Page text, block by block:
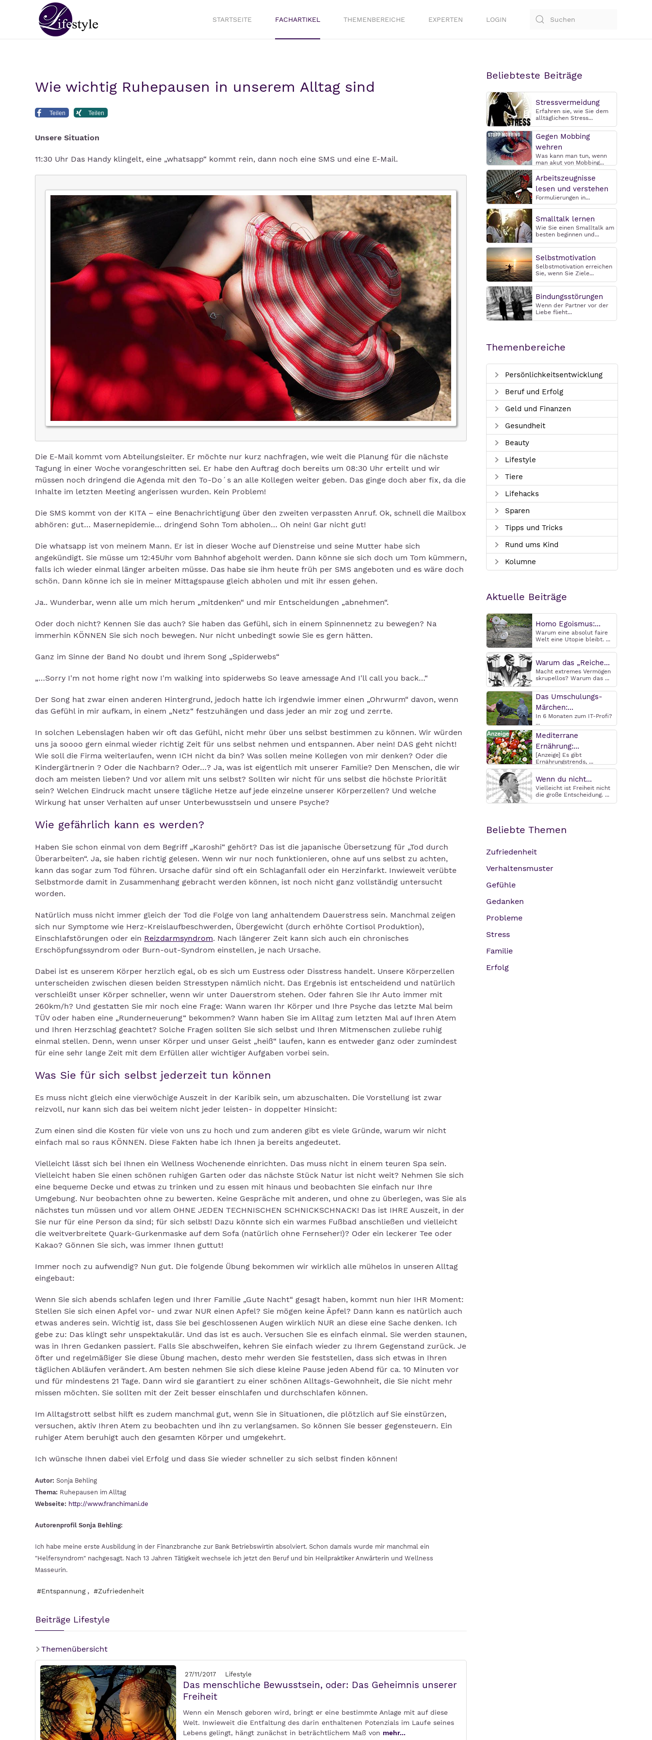
STARTSEITE FACHARTIKEL THEMENBEREICHE EXPERTEN LOGIN
Wie wichtig Ruhepausen in unserem Alltag sind
Teilen Teilen
Unsere Situation
11:30 Uhr Das Handy klingelt, eine „whatsapp“ kommt rein, dann noch eine SMS und eine E-Mail.
Die E-Mail kommt vom Abteilungsleiter. Er möchte nur kurz nachfragen, wie weit die Planung für die nächste
Tagung in einer Woche vorangeschritten sei. Er habe den Auftrag doch bereits um 08:30 Uhr erteilt und wir
müssen noch dringend die Agenda mit den To-Do´s an alle Kollegen weiter geben. Das ginge doch aber fix, da die
Inhalte im letzten Meeting angerissen wurden. Kein Problem!
Die SMS kommt von der KITA – eine Benachrichtigung über den zweiten verpassten Anruf. Ok, schnell die Mailbox
abhören: gut… Masernepidemie… dringend Sohn Tom abholen… Oh nein! Gar nicht gut!
Die whatsapp ist von meinem Mann. Er ist in dieser Woche auf Dienstreise und seine Mutter habe sich
angekündigt. Sie müsse um 12:45Uhr vom Bahnhof abgeholt werden. Dann könne sie sich doch um Tom kümmern,
falls ich wieder einmal länger arbeiten müsse. Das habe sie ihm heute früh per SMS angeboten und es wäre doch
schön. Dann könne ich sie in meiner Mittagspause gleich abholen und mit ihr essen gehen.
Ja.. Wunderbar, wenn alle um mich herum „mitdenken“ und mir Entscheidungen „abnehmen“.
Oder doch nicht? Kennen Sie das auch? Sie haben das Gefühl, sich in einem Spinnennetz zu bewegen? Na
immerhin KÖNNEN Sie sich noch bewegen. Nur nicht unbedingt sowie Sie es gern hätten.
Ganz im Sinne der Band No doubt und ihrem Song „Spiderwebs“
„…Sorry I'm not home right now I'm walking into spiderwebs So leave amessage And I'll call you back…“
Der Song hat zwar einen anderen Hintergrund, jedoch hatte ich irgendwie immer einen „Ohrwurm“ davon, wenn
das Gefühl in mir aufkam, in einem „Netz“ festzuhängen und dass jeder an mir zog und zerrte.
In solchen Lebenslagen haben wir oft das Gefühl, nicht mehr über uns selbst bestimmen zu können. Wir würden
uns ja soooo gern einmal wieder richtig Zeit für uns selbst nehmen und entspannen. Aber nein! DAS geht nicht!
Wie soll die Firma weiterlaufen, wenn ICH nicht da bin? Was sollen meine Kollegen von mir denken? Oder die
Kindergärtnerin ? Oder die Nachbarn? Oder…? Ja, was ist eigentlich mit unserer Familie? Den Menschen, die wir
doch am meisten lieben? Und vor allem mit uns selbst? Sollten wir nicht für uns selbst die höchste Priorität
sein? Welchen Eindruck macht unsere tägliche Hetze auf jede einzelne unserer Körperzellen? Und welche
Wirkung hat unser Verhalten auf unser Unterbewusstsein und unsere Psyche?
Wie gefährlich kann es werden?
Haben Sie schon einmal von dem Begriff „Karoshi“ gehört? Das ist die japanische Übersetzung für „Tod durch
Überarbeiten“. Ja, sie haben richtig gelesen. Wenn wir nur noch funktionieren, ohne auf uns selbst zu achten,
kann das sogar zum Tod führen. Ursache dafür sind oft ein Schlaganfall oder ein Herzinfarkt. Inwieweit verübte
Selbstmorde damit in Zusammenhang gebracht werden können, ist noch nicht ganz vollständig untersucht
worden.
Natürlich muss nicht immer gleich der Tod die Folge von lang anhaltendem Dauerstress sein. Manchmal zeigen
sich nur Symptome wie Herz-Kreislaufbeschwerden, Übergewicht (durch erhöhte Cortisol Produktion),
Einschlafstörungen oder ein Reizdarmsyndrom. Nach längerer Zeit kann sich auch ein chronisches
Erschöpfungssyndrom oder Burn-out-Syndrom einstellen, je nach Ursache.
Dabei ist es unserem Körper herzlich egal, ob es sich um Eustress oder Disstress handelt. Unsere Körperzellen
unterscheiden zwischen diesen beiden Stresstypen nämlich nicht. Das Ergebnis ist entscheidend und natürlich
verschleißt unser Körper schneller, wenn wir unter Dauerstrom stehen. Oder fahren Sie Ihr Auto immer mit
260km/h? Und gestatten Sie mir noch eine Frage: Wann waren Ihr Körper und Ihre Psyche das letzte Mal beim
TÜV oder haben eine „Runderneuerung“ bekommen? Wann haben Sie im Alltag zum letzten Mal auf Ihren Atem
und Ihren Herzschlag geachtet? Solche Fragen sollten Sie sich selbst und Ihren Mitmenschen zuliebe ruhig
einmal stellen. Denn, wenn unser Körper und unser Geist „heiß“ laufen, kann es entweder ganz oder zumindest
für eine sehr lange Zeit mit dem Erfüllen aller wichtiger Aufgaben vorbei sein.
Was Sie für sich selbst jederzeit tun können
Es muss nicht gleich eine vierwöchige Auszeit in der Karibik sein, um abzuschalten. Die Vorstellung ist zwar
reizvoll, nur kann sich das bei weitem nicht jeder leisten- in doppelter Hinsicht:
Zum einen sind die Kosten für viele von uns zu hoch und zum anderen gibt es viele Gründe, warum wir nicht
einfach mal so raus KÖNNEN. Diese Fakten habe ich Ihnen ja bereits angedeutet.
Vielleicht lässt sich bei Ihnen ein Wellness Wochenende einrichten. Das muss nicht in einem teuren Spa sein.
Vielleicht haben Sie einen schönen ruhigen Garten oder das nächste Stück Natur ist nicht weit? Nehmen Sie sich
eine bequeme Decke und etwas zu trinken und zu essen mit hinaus und beobachten Sie einfach nur Ihre
Umgebung. Nur beobachten ohne zu bewerten. Keine Gespräche mit anderen, und ohne zu überlegen, was Sie als
nächstes tun müssen und vor allem OHNE JEDEN TECHNISCHEN SCHNICKSCHNACK! Das ist IHRE Auszeit, in der
Sie nur für eine Person da sind; für sich selbst! Dazu könnte sich ein warmes Fußbad anschließen und vielleicht
die weitverbreitete Quark-Gurkenmaske auf dem Sofa (natürlich ohne Fernseher!)? Oder ein leckerer Tee oder
Kakao? Gönnen Sie sich, was immer Ihnen guttut!
Immer noch zu aufwendig? Nun gut. Die folgende Übung bekommen wir wirklich alle mühelos in unseren Alltag
eingebaut:
Wenn Sie sich abends schlafen legen und Ihrer Familie „Gute Nacht“ gesagt haben, kommt nun hier IHR Moment:
Stellen Sie sich einen Apfel vor- und zwar NUR einen Apfel? Sie mögen keine Äpfel? Dann kann es natürlich auch
etwas anderes sein. Wichtig ist, dass Sie bei geschlossenen Augen wirklich NUR an diese eine Sache denken. Ich
gebe zu: Das klingt sehr unspektakulär. Und das ist es auch. Versuchen Sie es einfach einmal. Sie werden staunen,
was in Ihren Gedanken passiert. Falls Sie abschweifen, kehren Sie einfach wieder zu Ihrem Gegenstand zurück. Je
öfter und regelmäßiger Sie diese Übung machen, desto mehr werden Sie feststellen, dass sich etwas in Ihren
täglichen Abläufen verändert. Am besten nehmen Sie sich diese kleine Pause jeden Abend für ca. 10 Minuten vor
und für mindestens 21 Tage. Dann wird sie garantiert zu einer schönen Alltags-Gewohnheit, die Sie nicht mehr
missen möchten. Sie sollten mit der Zeit besser einschlafen und durchschlafen können.
Im Alltagstrott selbst hilft es zudem manchmal gut, wenn Sie in Situationen, die plötzlich auf Sie einstürzen,
versuchen, aktiv Ihren Atem zu beobachten und ihn zu verlangsamen. So können Sie besser gegensteuern. Ein
ruhiger Atem beruhigt auch den gesamten Körper und umgekehrt.
Ich wünsche Ihnen dabei viel Erfolg und dass Sie wieder schneller zu sich selbst finden können!
Autor: Sonja Behling
Thema: Ruhepausen im Alltag
Webseite: http://www.franchimani.de
Autorenprofil Sonja Behling:
Ich habe meine erste Ausbildung in der Finanzbranche zur Bank Betriebswirtin absolviert. Schon damals wurde mir manchmal ein
"Helfersyndrom" nachgesagt. Nach 13 Jahren Tätigkeit wechsele ich jetzt den Beruf und bin Heilpraktiker Anwärterin und Wellness
Masseurin.
#Entspannung , #Zufriedenheit
Beiträge Lifestyle
Themenübersicht
27/11/2017 Lifestyle
Das menschliche Bewusstsein, oder: Das Geheimnis unserer
Freiheit
Wenn ein Mensch geboren wird, bringt er eine bestimmte Anlage mit auf diese
Welt. Inwieweit die Entfaltung des darin enthaltenen Potenzials im Laufe seines
Lebens gelingt, hängt zunächst in beträchtlichem Maß von mehr...
Beliebteste Beiträge
Stressvermeidung
Erfahren sie, wie Sie dem
alltäglichen Stress...
Gegen Mobbing
wehren
Was kann man tun, wenn
man akut von Mobbing...
Arbeitszeugnisse
lesen und verstehen
Formulierungen in...
Smalltalk lernen
Wie Sie einen Smalltalk am
besten beginnen und...
Selbstmotivation
Selbstmotivation erreichen
Sie, wenn Sie Ziele...
Bindungsstörungen
Wenn der Partner vor der
Liebe flieht...
Themenbereiche
Persönlichkeitsentwicklung
Beruf und Erfolg
Geld und Finanzen
Gesundheit
Beauty
Lifestyle
Tiere
Lifehacks
Sparen
Tipps und Tricks
Rund ums Kind
Kolumne
Aktuelle Beiträge
Homo Egoismus:...
Warum eine absolut faire
Welt eine Utopie bleibt. ...
Warum das „Reiche...
Macht extremes Vermögen
skrupellos? Warum das ...
Das Umschulungs-
Märchen:...
In 6 Monaten zum IT-Profi?
...
Mediterrane
Ernährung:...
[Anzeige] Es gibt
Ernährungstrends, ...
Wenn du nicht...
Vielleicht ist Freiheit nicht
die große Entscheidung. ...
Beliebte Themen
Zufriedenheit
Verhaltensmuster
Gefühle
Gedanken
Probleme
Stress
Familie
Erfolg